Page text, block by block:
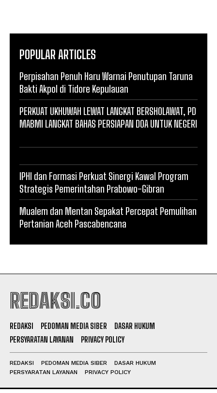
POPULAR ARTICLES
Perpisahan Penuh Haru Warnai Penutupan Taruna
Bakti Akpol di Tidore Kepulauan
PERKUAT UKHUWAH LEWAT LANGKAT BERSHOLAWAT, PD
MABMI LANGKAT BAHAS PERSIAPAN DOA UNTUK NEGERI
IPHI dan Formasi Perkuat Sinergi Kawal Program
Strategis Pemerintahan Prabowo-Gibran
Mualem dan Mentan Sepakat Percepat Pemulihan
Pertanian Aceh Pascabencana
REDAKSI.CO
REDAKSI PEDOMAN MEDIA SIBER
DASAR HUKUM
PERSYARATAN LAYANAN
PRIVACY POLICY
REDAKSI PEDOMAN MEDIA SIBER
DASAR HUKUM
PERSYARATAN LAYANAN
PRIVACY POLICY